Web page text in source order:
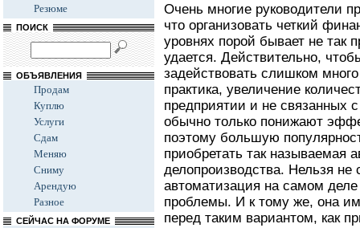
Резюме
ПОИСК
ОБЪЯВЛЕНИЯ
Продам
Куплю
Услуги
Сдам
Меняю
Сниму
Арендую
Разное
СЕЙЧАС НА ФОРУМЕ
Очень многие руководители
что организовать четкий
уровнях порой бывает не так
удается. Действительно,
задействовать слишком
практика, увеличение
предприятии и не связанных
обычно только понижают
поэтому большую
приобретать так называемая
делопроизводства. Нельзя не
автоматизация на самом
проблемы. И к тому же, она
перед таким вариантом, как